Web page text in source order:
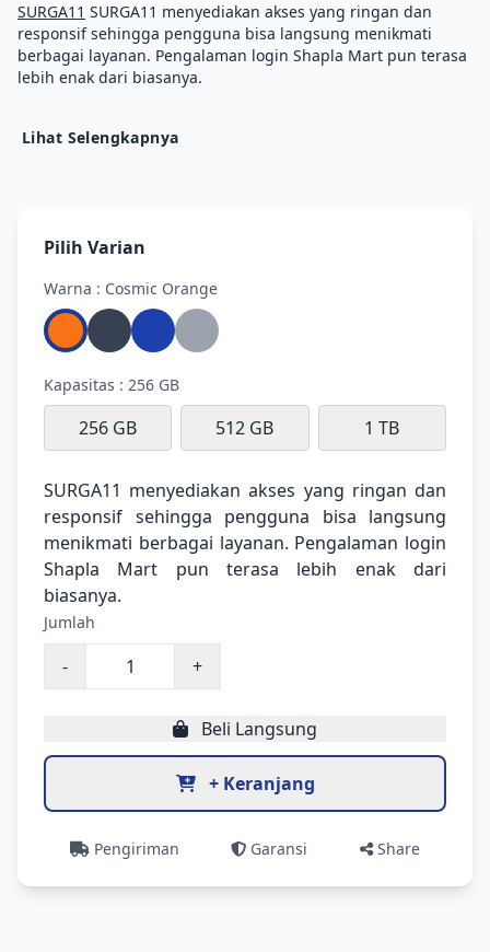
SURGA11 SURGA11 menyediakan akses yang ringan dan
responsif sehingga pengguna bisa langsung menikmati
berbagai layanan. Pengalaman login Shapla Mart pun terasa
lebih enak dari biasanya.
Isi Kotak :
Lihat Selengkapnya
Pilih Varian
Warna : Cosmic Orange
Kapasitas : 256 GB
256 GB 512 GB 1 TB
SURGA11 menyediakan akses yang ringan dan
responsif sehingga pengguna bisa langsung
menikmati berbagai layanan. Pengalaman login
Shapla Mart pun terasa lebih enak dari
biasanya.
Jumlah
- +
Beli Langsung
+ Keranjang
Pengiriman Garansi Share